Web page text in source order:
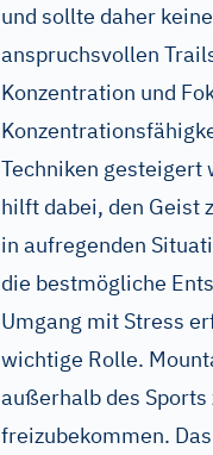
und sollte daher
anspruchsvollen
Konzentration und
Techniken gesteigert
hilft dabei, den Geist
in aufregenden
die bestmögliche
Umgang mit Stress
wichtige Rolle.
außerhalb des
freizubekommen.